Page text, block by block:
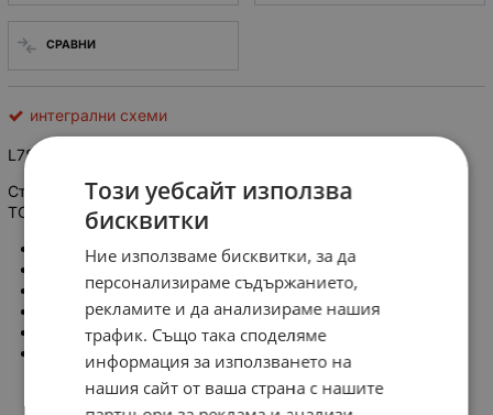
СРАВНИ
интегрални схеми
L7824CV STMICROELECTRONICS,
Стабилизатор на напрежение, нерегулируем, 24V, THT,
TO220
Тип интегрална схема: стабилизатор на напрежение
Изходно напрежение: 24V
Изходен ток: 1A
Монтаж: THT
Корпус: TO220AB
Този уебсайт използва
бисквитки
Ние използваме бисквитки, за да
персонализираме съдържанието,
рекламите и да анализираме нашия
трафик. Също така споделяме
информация за използването на
нашия сайт от ваша страна с нашите